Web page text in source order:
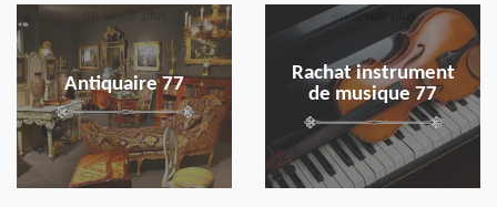
Antiquaire 77
en savoir plus
Rachat instrument
de musique 77
en savoir plus